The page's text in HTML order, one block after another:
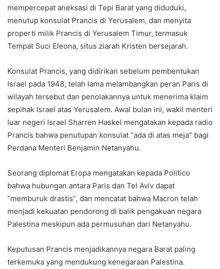
mempercepat aneksasi di Tepi Barat yang diduduki,
menutup konsulat Prancis di Yerusalem, dan menyita
properti milik Prancis di Yerusalem Timur, termasuk
Tempat Suci Eleona, situs ziarah Kristen bersejarah.
Konsulat Prancis, yang didirikan sebelum pembentukan
Israel pada 1948, telah lama melambangkan peran Paris di
wilayah tersebut dan penolakannya untuk menerima klaim
sepihak Israel atas Yerusalem. Awal bulan ini, wakil menteri
luar negeri Israel Sharren Haskel mengatakan kepada radio
Prancis bahwa penutupan konsulat “ada di atas meja” bagi
Perdana Menteri Benjamin Netanyahu.
Seorang diplomat Eropa mengatakan kepada Politico
bahwa hubungan antara Paris dan Tel Aviv dapat
“memburuk drastis”, dan mencatat bahwa Macron telah
menjadi kekuatan pendorong di balik pengakuan negara
Palestina meskipun ada permusuhan dari Netanyahu.
Keputusan Prancis menjadikannya negara Barat paling
terkemuka yang mendukung kenegaraan Palestina.